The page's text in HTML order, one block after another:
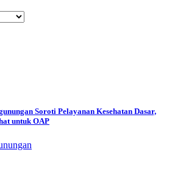
Soroti Pelayanan Kesehatan Dasar,
untuk OAP